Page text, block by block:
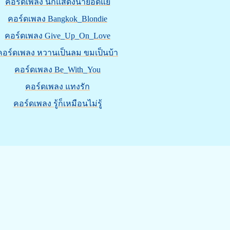
คอร์ดเพลง นักแสดงนำยอดแย่
คอร์ดเพลง Bangkok_Blondie
คอร์ดเพลง Give_Up_On_Love
อร์ดเพลง หวานเป็นลม ขมเป็นบ้า
คอร์ดเพลง Be_With_You
คอร์ดเพลง แทงรัก
คอร์ดเพลง รู้ก็เหมือนไม่รู้